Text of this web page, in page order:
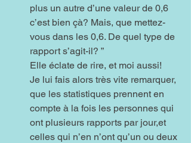
plus un autre d’une valeur de 0,6
c’est bien çà? Mais, que mettez-
vous dans les 0,6. De quel type de
rapport s’agit-il? ”
Elle éclate de rire, et moi aussi!
Je lui fais alors très vite remarquer,
que les statistiques prennent en
compte à la fois les personnes qui
ont plusieurs rapports par jour,et
celles qui n’en n’ont qu’un ou deux